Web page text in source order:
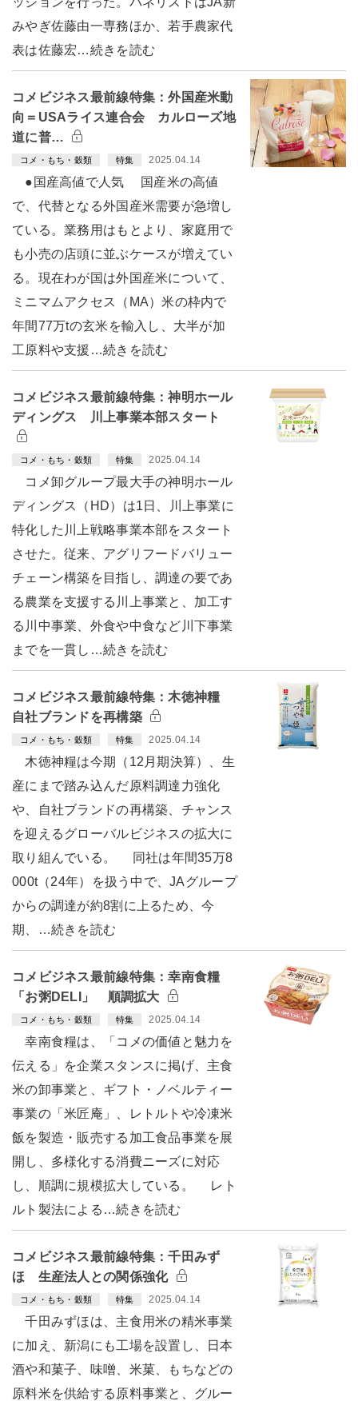
みやぎ佐藤由一専務ほか、若手農家代
表は佐藤宏…続きを読む
コメビジネス最前線特集：外国産米動
向＝USAライス連合会 カルローズ地
道に普…
コメ・もち・穀類 特集 2025.04.14
●国産高値で人気 国産米の高値
で、代替となる外国産米需要が急増し
ている。業務用はもとより、家庭用で
も小売の店頭に並ぶケースが増えてい
る。現在わが国は外国産米について、
ミニマムアクセス（MA）米の枠内で
年間77万tの玄米を輸入し、大半が加
工原料や支援…続きを読む
コメビジネス最前線特集：神明ホール
ディングス 川上事業本部スタート
コメ・もち・穀類 特集 2025.04.14
コメ卸グループ最大手の神明ホール
ディングス（HD）は1日、川上事業に
特化した川上戦略事業本部をスタート
させた。従来、アグリフードバリュー
チェーン構築を目指し、調達の要であ
る農業を支援する川上事業と、加工す
る川中事業、外食や中食など川下事業
までを一貫し…続きを読む
コメビジネス最前線特集：木徳神糧
自社ブランドを再構築
コメ・もち・穀類 特集 2025.04.14
木徳神糧は今期（12月期決算）、生
産にまで踏み込んだ原料調達力強化
や、自社ブランドの再構築、チャンス
を迎えるグローバルビジネスの拡大に
取り組んでいる。 同社は年間35万8
000t（24年）を扱う中で、JAグループ
からの調達が約8割に上るため、今
期、…続きを読む
コメビジネス最前線特集：幸南食糧
「お粥DELI」 順調拡大
コメ・もち・穀類 特集 2025.04.14
幸南食糧は、「コメの価値と魅力を
伝える」を企業スタンスに掲げ、主食
米の卸事業と、ギフト・ノベルティー
事業の「米匠庵」、レトルトや冷凍米
飯を製造・販売する加工食品事業を展
開し、多様化する消費ニーズに対応
し、順調に規模拡大している。 レト
ルト製法による…続きを読む
コメビジネス最前線特集：千田みず
ほ 生産法人との関係強化
コメ・もち・穀類 特集 2025.04.14
千田みずほは、主食用米の精米事業
に加え、新潟にも工場を設置し、日本
酒や和菓子、味噌、米菓、もちなどの
原料米を供給する原料事業と、グルー